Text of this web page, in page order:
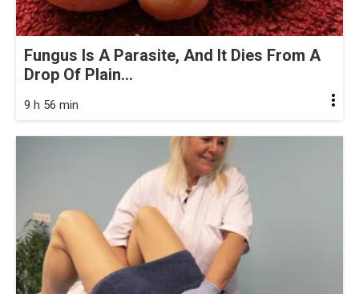
Fungus Is A Parasite, And It Dies From A
Drop Of Plain...
9 h 56 min